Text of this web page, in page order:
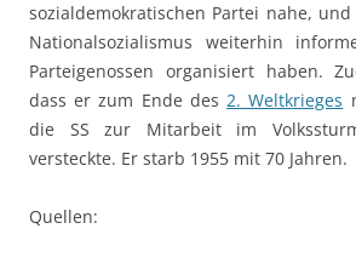
sozialdemokratischen Partei nahe,
Nationalsozialismus weiterhin
Parteigenossen organisiert haben.
dass er zum Ende des2. Weltkrieges
die SS zur Mitarbeit im
versteckte. Er starb 1955 mit 70 Jahren.
Quellen: